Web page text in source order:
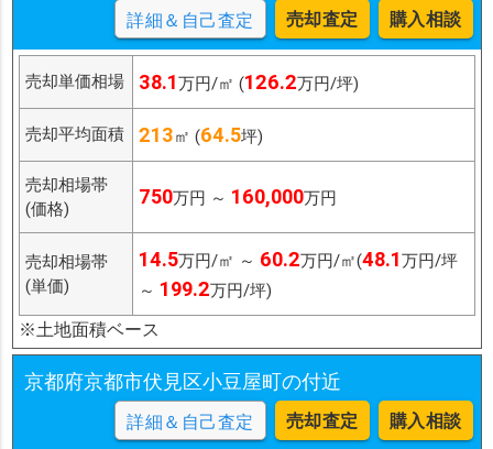
詳細＆自己査定 売却査定 購入相談
売却単価相場 38.1万円/㎡ (126.2万円/坪)
売却平均面積 213㎡ (64.5坪)
売却相場帯
(価格)
750万円 ～ 160,000万円
売却相場帯
(単価)
14.5万円/㎡ ～ 60.2万円/㎡(48.1万円/坪
～ 199.2万円/坪)
※土地面積ベース
京都府京都市伏見区小豆屋町の付近
詳細＆自己査定 売却査定 購入相談